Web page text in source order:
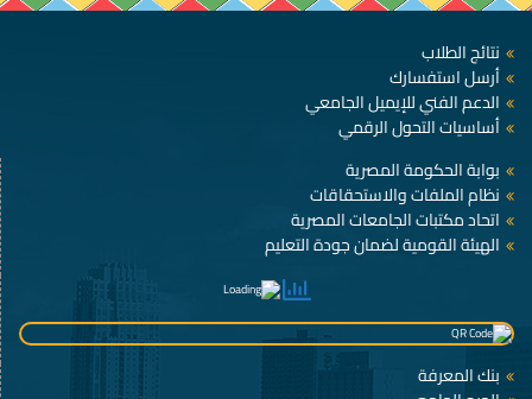
نتائج الطلاب
أرسل استفسارك
الدعم الفني للإيميل الجامعي
أساسيات التحول الرقمي
بوابة الحكومة المصرية
نظام الملفات والاستحقاقات
اتحاد مكتبات الجامعات المصرية
الهيئة القومية لضمان جودة التعليم
بنك المعرفة